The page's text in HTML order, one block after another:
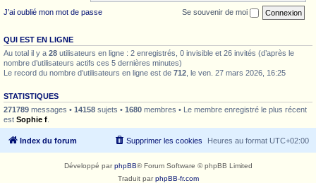
J’ai oublié mon mot de passe
Se souvenir de moi
QUI EST EN LIGNE
Au total il y a 28 utilisateurs en ligne : 2 enregistrés, 0 invisible et 26 invités (d’après le
nombre d’utilisateurs actifs ces 5 dernières minutes)
Le record du nombre d’utilisateurs en ligne est de 712 , le ven. 27 mars 2026, 16:25
STATISTIQUES
271789 messages • 14158 sujets • 1680 membres • Le membre enregistré le plus récent
est Sophie f
Index du forum Heures au format UTC+02:00
Supprimer les cookies
Développé parphpBB® Forum Software © phpBB Limited
Traduit parphpBB-fr.com